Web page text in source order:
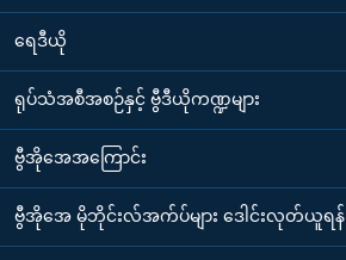
ရေဒီယို
ရုပ်သံအစီအစဉ်နှင့် ဗွီဒီယိုကဏ္ဍများ
ဗွီအိုအေအကြောင်း
ဗွီအိုအေ မိုဘိုင်းလ်အက်ပ်များ ဒေါင်းလုတ်ယူရန်